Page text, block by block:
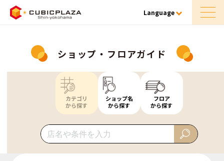
Language
ショップ・フロアガイド
カテゴリ
から探す
ショップ名
から探す
フロア
から探す